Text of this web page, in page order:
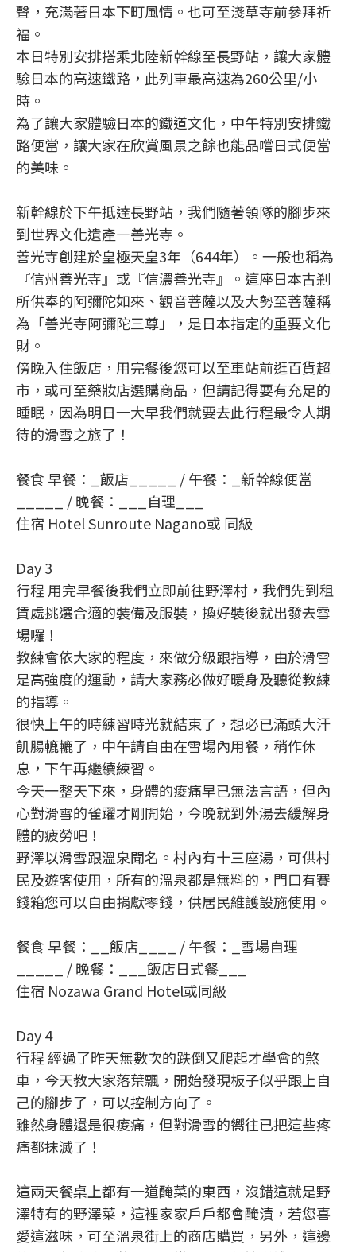
聲，充滿著日本下町風情。也可至淺草寺前參拜祈
福。
本日特別安排搭乘北陸新幹線至長野站，讓大家體
驗日本的高速鐵路，此列車最高速為260公里/小
時。
為了讓大家體驗日本的鐵道文化，中午特別安排鐵
路便當，讓大家在欣賞風景之餘也能品嚐日式便當
的美味。
新幹線於下午抵達長野站，我們隨著領隊的腳步來
到世界文化遺產—善光寺。
善光寺創建於皇極天皇3年（644年）。一般也稱為
『信州善光寺』或『信濃善光寺』。這座日本古剎
所供奉的阿彌陀如來、觀音菩薩以及大勢至菩薩稱
為「善光寺阿彌陀三尊」，是日本指定的重要文化
財。
傍晚入住飯店，用完餐後您可以至車站前逛百貨超
市，或可至藥妝店選購商品，但請記得要有充足的
睡眠，因為明日一大早我們就要去此行程最令人期
待的滑雪之旅了！
餐食 早餐：_飯店_____ / 午餐：_新幹線便當
_____ / 晚餐：___自理___
住宿 Hotel Sunroute Nagano或 同級
Day 3
行程 用完早餐後我們立即前往野澤村，我們先到租
賃處挑選合適的裝備及服裝，換好裝後就出發去雪
場囉！
教練會依大家的程度，來做分級跟指導，由於滑雪
是高強度的運動，請大家務必做好暖身及聽從教練
的指導。
很快上午的時練習時光就結束了，想必已滿頭大汗
飢腸轆轆了，中午請自由在雪場內用餐，稍作休
息，下午再繼續練習。
今天一整天下來，身體的痠痛早已無法言語，但內
心對滑雪的雀躍才剛開始，今晚就到外湯去緩解身
體的疲勞吧！
野澤以滑雪跟溫泉聞名。村內有十三座湯，可供村
民及遊客使用，所有的溫泉都是無料的，門口有賽
錢箱您可以自由捐獻零錢，供居民維護設施使用。
餐食 早餐：__飯店____ / 午餐：_雪場自理
_____ / 晚餐：___飯店日式餐___
住宿 Nozawa Grand Hotel或同級
Day 4
行程 經過了昨天無數次的跌倒又爬起才學會的煞
車，今天教大家落葉飄，開始發現板子似乎跟上自
己的腳步了，可以控制方向了。
雖然身體還是很痠痛，但對滑雪的嚮往已把這些疼
痛都抹滅了！
這兩天餐桌上都有一道醃菜的東西，沒錯這就是野
澤特有的野澤菜，這裡家家戶戶都會醃漬，若您喜
愛這滋味，可至溫泉街上的商店購買，另外，這邊